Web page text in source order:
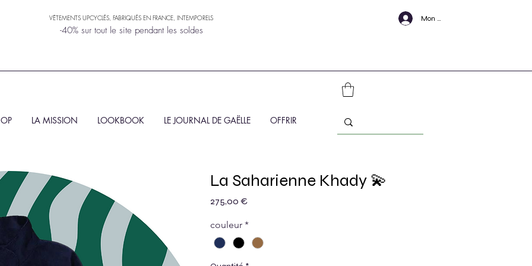
VÊTEMENTS UPCYCLÉS, FABRIQUÉS EN FRANCE, INTEMPORELS
-40% sur tout le site pendant les soldes
Mon Compte
LA MISSION LOOKBOOK LE JOURNAL DE GAËLLE OFFRIR
La Saharienne Khady 💫
275,00 €Prix
couleur *